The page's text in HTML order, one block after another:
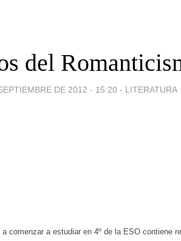
del
DE 2012 - 15:20 - LITERATURA
comenzar a estudiar en 4º de la ESO contiene